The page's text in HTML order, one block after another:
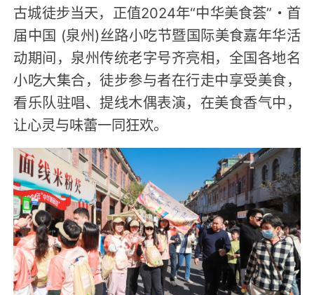
古城徒步当天，正值2024年“中华美食荟”・首
届中国 (泉州)丝路小吃节暨国际美食嘉年华活
动期间，泉州传统老字号齐亮相，全国各地名
小吃大集合，徒步参与者在行走中享受美食，
看乐队驻唱、提线木偶表演，在美食香气中，
让心灵与味蕾一同狂欢。